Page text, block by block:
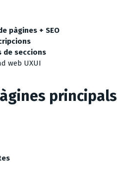
pàgines + SEO
de seccions
web UXUI
principals